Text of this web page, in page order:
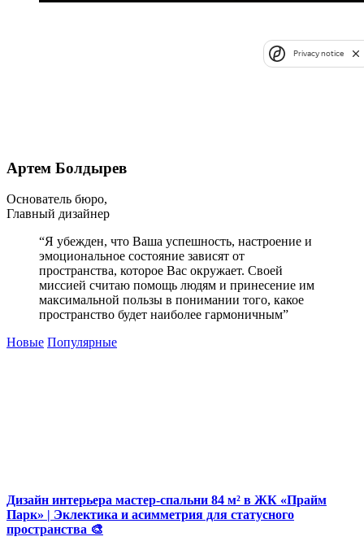
Артем Болдырев
Основатель бюро,
Главный дизайнер
“Я убежден, что Ваша успешность, настроение и
эмоциональное состояние зависят от
пространства, которое Вас окружает. Своей
миссией считаю помощь людям и принесение им
максимальной пользы в понимании того, какое
пространство будет наиболее гармоничным”
Новые Популярные
Дизайн интерьера мастер-спальни 84 м² в ЖК «Прайм
Парк» | Эклектика и асимметрия для статусного
пространства 🎨
Privacy notice